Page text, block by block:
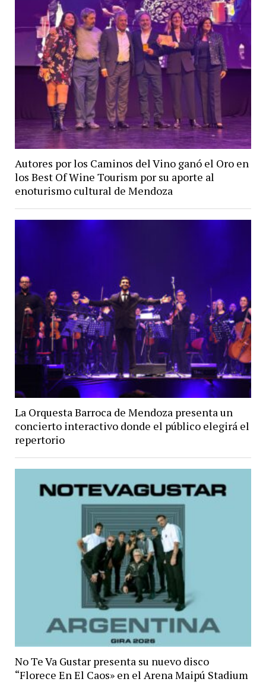
Autores por los Caminos del Vino ganó el Oro en
los Best Of Wine Tourism por su aporte al
enoturismo cultural de Mendoza
La Orquesta Barroca de Mendoza presenta un
concierto interactivo donde el público elegirá el
repertorio
No Te Va Gustar presenta su nuevo disco
“Florece En El Caos» en el Arena Maipú Stadium